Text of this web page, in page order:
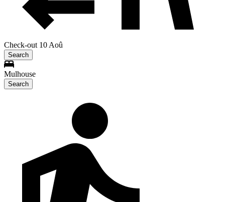
Check-out 10 Aoû
Search
Mulhouse
Search